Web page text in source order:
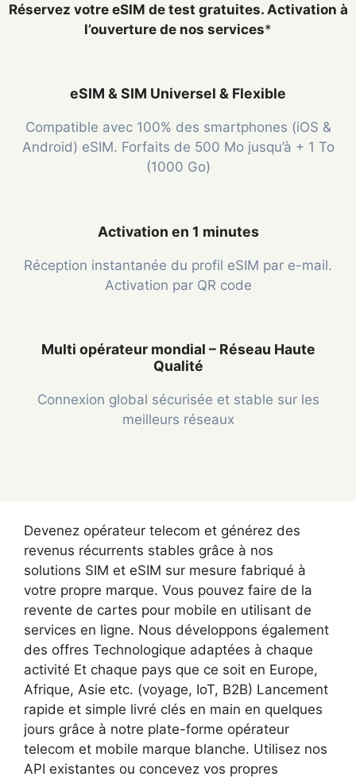
Réservez votre eSIM de test gratuites. Activation à
l’ouverture de nos services*
eSIM & SIM Universel & Flexible
Compatible avec 100% des smartphones (iOS &
Android) eSIM. Forfaits de 500 Mo jusqu’à + 1 To
(1000 Go)
Activation en 1 minutes
Réception instantanée du profil eSIM par e-mail.
Activation par QR code
Multi opérateur mondial – Réseau Haute
Qualité
Connexion global sécurisée et stable sur les
meilleurs réseaux
Devenez opérateur telecom et générez des
revenus récurrents stables grâce à nos
solutions SIM et eSIM sur mesure fabriqué à
votre propre marque. Vous pouvez faire de la
revente de cartes pour mobile en utilisant de
services en ligne. Nous développons également
des offres Technologique adaptées à chaque
activité Et chaque pays que ce soit en Europe,
Afrique, Asie etc. (voyage, IoT, B2B) Lancement
rapide et simple livré clés en main en quelques
jours grâce à notre plate-forme opérateur
telecom et mobile marque blanche. Utilisez nos
API existantes ou concevez vos propres